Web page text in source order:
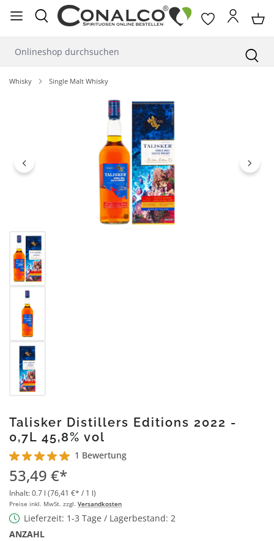
springen
Whisky Single Malt Whisky
Bildergalerie überspringen
Talisker Distillers Editions 2022 -
0,7L 45,8% vol
Durchschnittliche Bewertung von 5 von 5 Sternen
1 Bewertung
53,49 €*
Inhalt:0.7 l (76,41 €* / 1 l)
Preise inkl. MwSt. zzgl. Versandkosten
Lieferzeit: 1-3 Tage / Lagerbestand: 2
ANZAHL